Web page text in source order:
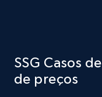
SSG Casos
de preços